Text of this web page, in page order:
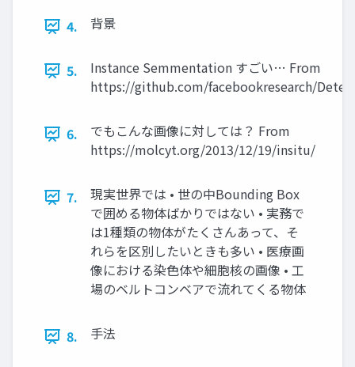
4. 背景
5.
Instance Semmentation すごい… From
https://github.com/facebookresearch/
6.
でもこんな画像に対しては？ From
https://molcyt.org/2013/12/19/insitu/
7.
現実世界では • 世の中Bounding Box
で囲める物体ばかりではない • 実務で
は1種類の物体がたくさんあって、そ
れらを区別したいときも多い • 医療画
像における染色体や細胞核の画像 • 工
場のベルトコンベアで流れてくる物体
8. 手法